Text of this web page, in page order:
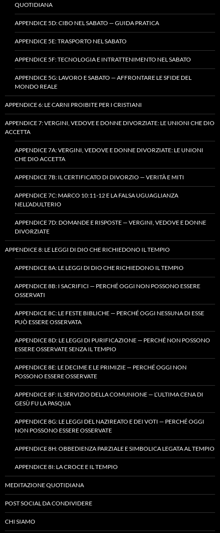
QUOTIDIANA
APPENDICE 5D: CIBO NEL SABATO — GUIDA PRATICA
APPENDICE 5E: TRASPORTO NEL SABATO
APPENDICE 5F: TECNOLOGIA E INTRATTENIMENTO NEL SABATO
APPENDICE 5G: LAVORO E SABATO — AFFRONTARE LE SFIDE DEL
MONDO REALE
APPENDICE 6: LE CARNI PROIBITE PER I CRISTIANI
APPENDICE 7: VERGINI, VEDOVE E DONNE DIVORZIATE: LE UNIONI CHE DIO
ACCETTA
APPENDICE 7A: VERGINI, VEDOVE E DONNE DIVORZIATE: LE UNIONI
CHE DIO ACCETTA
APPENDICE 7B: IL CERTIFICATO DI DIVORZIO — VERITÀ E MITI
APPENDICE 7C: MARCO 10:11-12 E LA FALSA UGUAGLIANZA
NELL’ADULTERIO
APPENDICE 7D: DOMANDE E RISPOSTE — VERGINI, VEDOVE E DONNE
DIVORZIATE
APPENDICE 8: LE LEGGI DI DIO CHE RICHIEDONO IL TEMPIO
APPENDICE 8A: LE LEGGI DI DIO CHE RICHIEDONO IL TEMPIO
APPENDICE 8B: I SACRIFICI — PERCHÉ OGGI NON POSSONO ESSERE
OSSERVATI
APPENDICE 8C: LE FESTE BIBLICHE — PERCHÉ OGGI NESSUNA DI ESSE
PUÒ ESSERE OSSERVATA
APPENDICE 8D: LE LEGGI DI PURIFICAZIONE — PERCHÉ NON POSSONO
ESSERE OSSERVATE SENZA IL TEMPIO
APPENDICE 8E: LE DECIME E LE PRIMIZIE — PERCHÉ OGGI NON
POSSONO ESSERE OSSERVATE
APPENDICE 8F: IL SERVIZIO DELLA COMUNIONE — L’ULTIMA CENA DI
GESÙ FU LA PASQUA
APPENDICE 8G: LE LEGGI DEL NAZIREATO E DEI VOTI — PERCHÉ OGGI
NON POSSONO ESSERE OSSERVATE
APPENDICE 8H: OBBEDIENZA PARZIALE E SIMBOLICA LEGATA AL TEMPIO
APPENDICE 8I: LA CROCE E IL TEMPIO
MEDITAZIONE QUOTIDIANA
POST SOCIAL DA CONDIVIDERE
CHI SIAMO